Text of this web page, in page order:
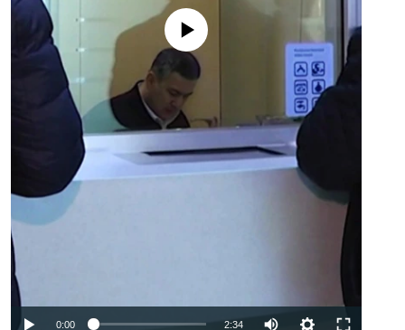
No media source currently available
0:00 2:34